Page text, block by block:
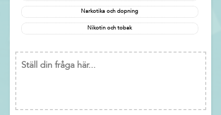
Narkotika och dopning
Nikotin och tobak